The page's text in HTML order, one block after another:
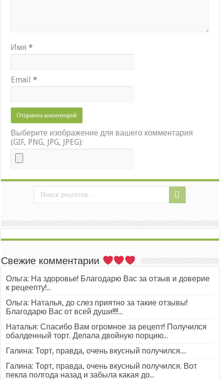
Имя*
Email*
Выберите изображение для вашего комментария
(GIF, PNG, JPG, JPEG):
Свежие комментарии
Ольга: На здоровье! Благодарю Вас за отзыв и доверие
к рецеепту!...
Ольга: Наталья, до слез приятно за такие отзывы!
Благодарю Вас от всей души!!!!...
Наталья: Спасибо Вам огромное за рецепт! Получился
обалденный торт. Делала двойную порцию...
Галина: Торт, правда, очень вкусный получился....
Галина: Торт, правда, очень вкусный получился. Вот
пекла полгода назад и забыла какая до...